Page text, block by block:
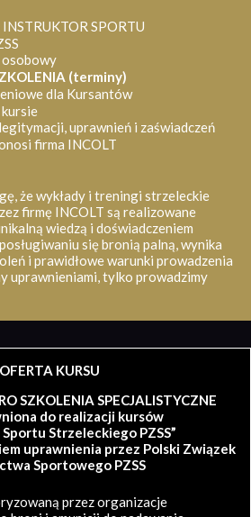
SPORTU
(terminy)
dla Kursantów
uprawnień i zaświadczeń
firma INCOLT
że wykłady i treningi strzeleckie
firmę INCOLT są realizowane
wiedzą i doświadczeniem
się bronią palną, wynika
i prawidłowe warunki prowadzenia
uprawnieniami, tylko prowadzimy
OFERTA KURSU
SZKOLENIA SPECJALISTYCZNE
do realizacji kursów
Strzeleckiego PZSS”
uprawnienia przez Polski Związek
Sportowego PZSS
przez organizacje